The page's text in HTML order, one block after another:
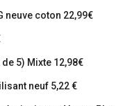
neuve coton 22,99€
5) Mixte 12,98€
neuf 5,22 €